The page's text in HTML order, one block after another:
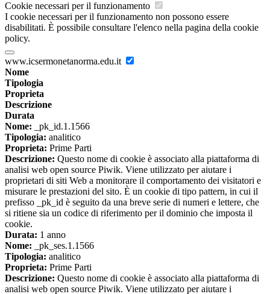
Cookie necessari per il funzionamento
I cookie necessari per il funzionamento non possono essere
disabilitati. È possibile consultare l'elenco nella pagina della cookie
policy.
www.icsermonetanorma.edu.it
Nome
Tipologia
Proprieta
Descrizione
Durata
Nome: _pk_id.1.1566
Tipologia: analitico
Proprieta: Prime Parti
Descrizione: Questo nome di cookie è associato alla piattaforma di
analisi web open source Piwik. Viene utilizzato per aiutare i
proprietari di siti Web a monitorare il comportamento dei visitatori e
misurare le prestazioni del sito. È un cookie di tipo pattern, in cui il
prefisso _pk_id è seguito da una breve serie di numeri e lettere, che
si ritiene sia un codice di riferimento per il dominio che imposta il
cookie.
Durata: 1 anno
Nome: _pk_ses.1.1566
Tipologia: analitico
Proprieta: Prime Parti
Descrizione: Questo nome di cookie è associato alla piattaforma di
analisi web open source Piwik. Viene utilizzato per aiutare i